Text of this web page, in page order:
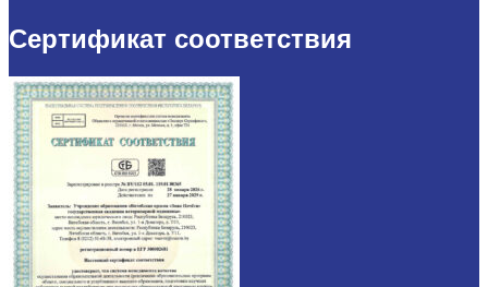
Сертификат соответствия